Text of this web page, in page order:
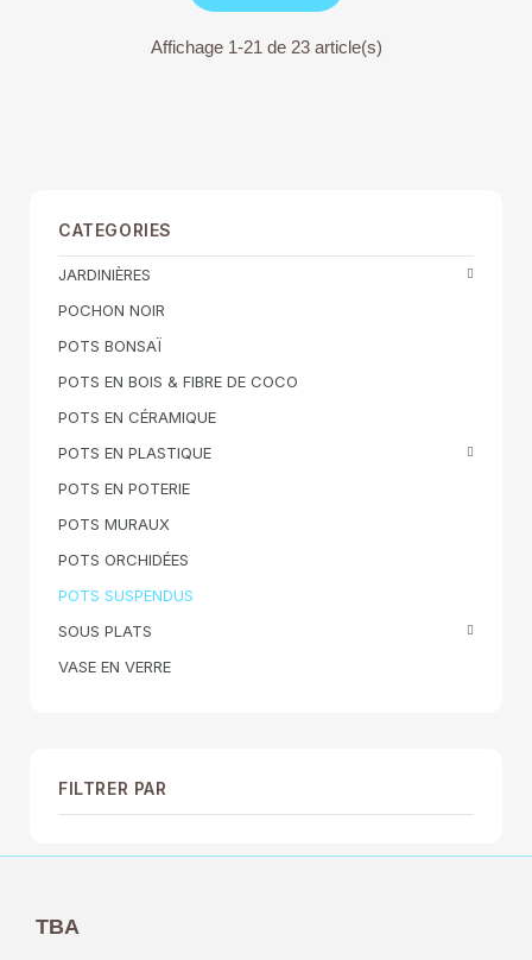
CATEGORIES
JARDINIÈRES
POCHON NOIR
POTS BONSAÏ
POTS EN BOIS & FIBRE DE COCO
POTS EN CÉRAMIQUE
POTS EN PLASTIQUE
POTS EN POTERIE
POTS MURAUX
POTS ORCHIDÉES
POTS SUSPENDUS
SOUS PLATS
VASE EN VERRE
FILTRER PAR
Affichage 1-21 de 23 article(s)
TBA